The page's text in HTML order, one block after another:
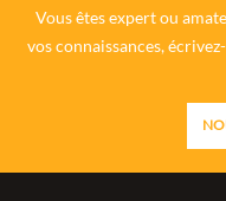
Vous êtes expert ou
vos connaissances,